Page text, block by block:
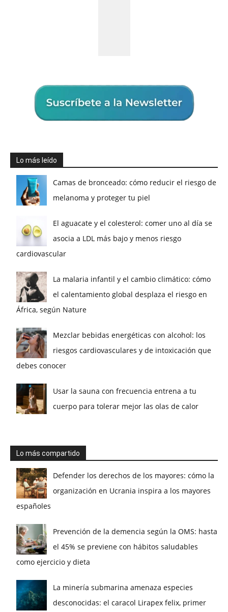
Lo más leído
Camas de bronceado: cómo reducir el riesgo de
melanoma y proteger tu piel
El aguacate y el colesterol: comer uno al día se
asocia a LDL más bajo y menos riesgo
cardiovascular
La malaria infantil y el cambio climático: cómo
el calentamiento global desplaza el riesgo en
África, según Nature
Mezclar bebidas energéticas con alcohol: los
riesgos cardiovasculares y de intoxicación que
debes conocer
Usar la sauna con frecuencia entrena a tu
cuerpo para tolerar mejor las olas de calor
Lo más compartido
Defender los derechos de los mayores: cómo la
organización en Ucrania inspira a los mayores
españoles
Prevención de la demencia según la OMS: hasta
el 45% se previene con hábitos saludables
como ejercicio y dieta
La minería submarina amenaza especies
desconocidas: el caracol Lirapex felix, primer